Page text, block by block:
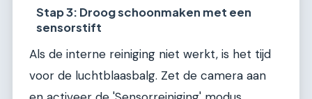
Stap 3: Droog schoonmaken met een
sensorstift
Als de interne reiniging niet werkt, is het tijd
voor de luchtblaasbalg. Zet de camera aan